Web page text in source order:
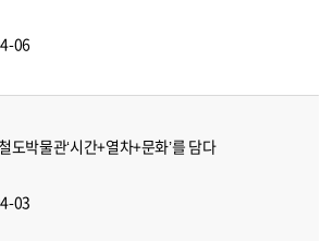
06
도박물관‘시간+열차+문화’를 담다
03